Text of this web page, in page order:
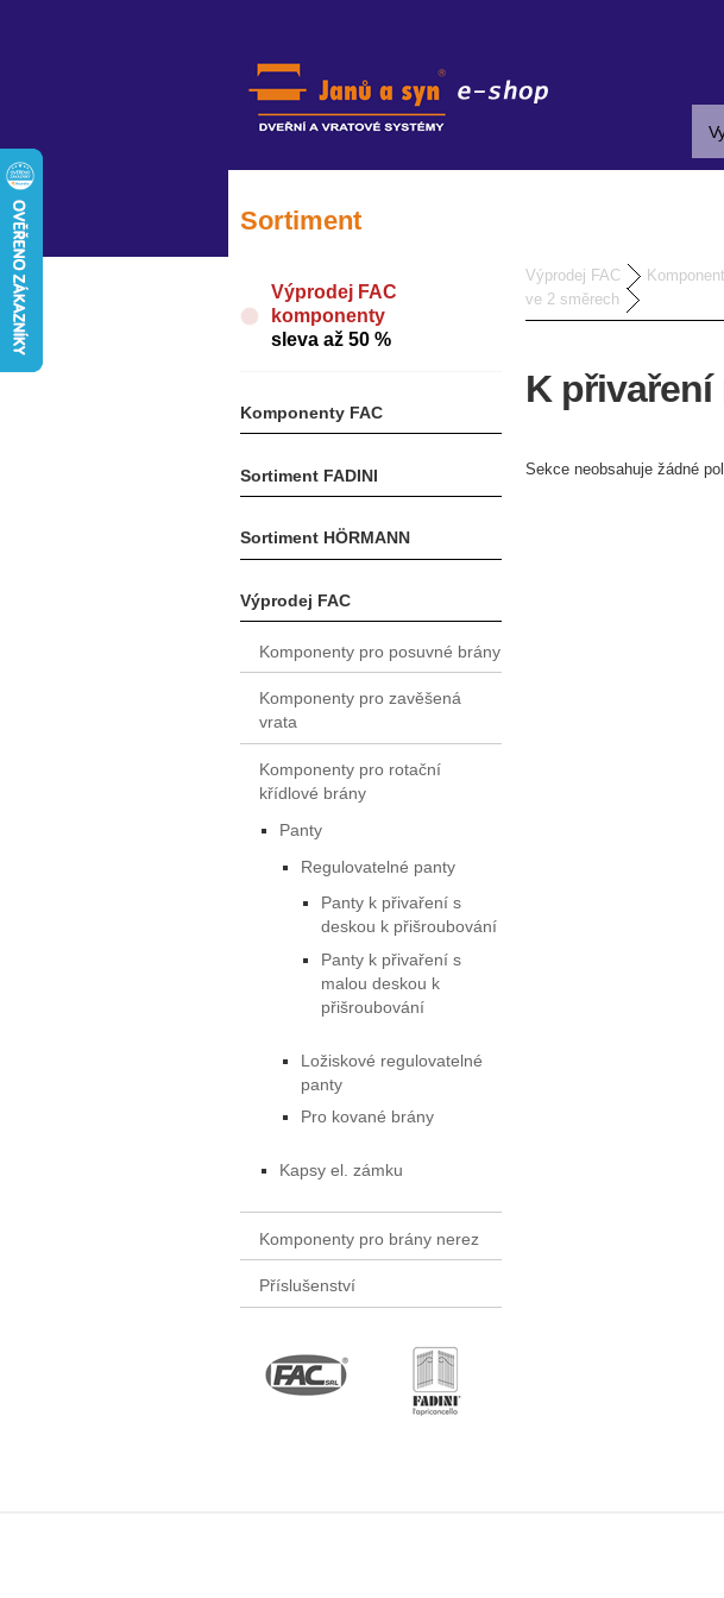
Sortiment
Výprodej FAC
komponenty
sleva až 50 %
Komponenty FAC
Sortiment FADINI
Sortiment HÖRMANN
Výprodej FAC
Komponenty pro posuvné brány
Komponenty pro zavěšená
vrata
Komponenty pro rotační
křídlové brány
Panty
Regulovatelné panty
Panty k přivaření s
deskou k přišroubování
Panty k přivaření s
malou deskou k
přišroubování
Ložiskové regulovatelné
panty
Pro kované brány
Kapsy el. zámku
Komponenty pro brány nerez
Příslušenství
Výprodej FAC
ve 2 směrech
K přivaření
Sekce neobsahuje žádné